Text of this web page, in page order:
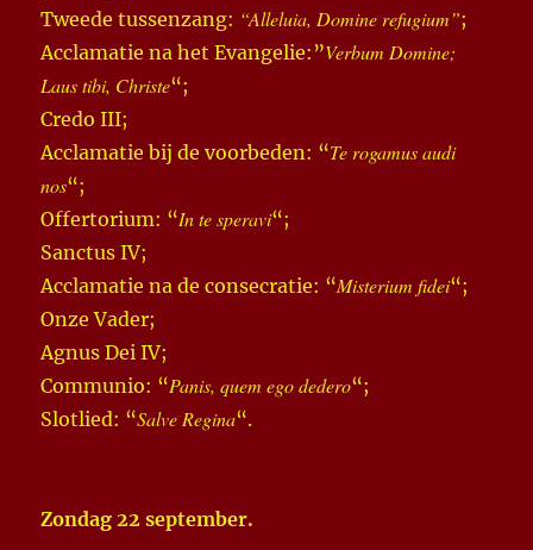
Tweede tussenzang: “Alleluia, Domine refugium”;
Acclamatie na het Evangelie:”Verbum Domine;
Laus tibi, Christe“;
Credo III;
Acclamatie bij de voorbeden: “Te rogamus audi
nos“;
Offertorium: “In te speravi“;
Sanctus IV;
Acclamatie na de consecratie: “Misterium fidei“;
Onze Vader;
Agnus Dei IV;
Communio: “Panis, quem ego dedero“;
Slotlied: “Salve Regina“.
Zondag 22 september.